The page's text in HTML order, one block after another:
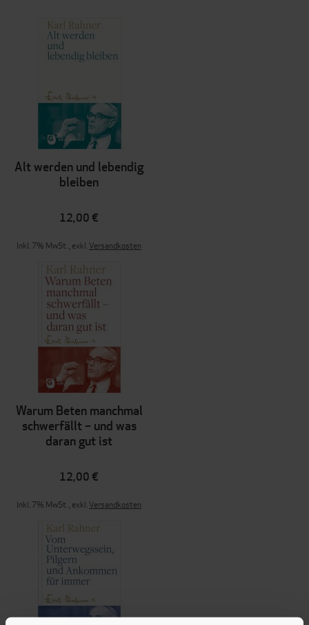
Alt werden und lebendig
bleiben
12,00 €
Inkl. 7% MwSt.,exkl.Versandkosten
Warum Beten manchmal
schwerfällt – und was
daran gut ist
12,00 €
Inkl. 7% MwSt.,exkl.Versandkosten